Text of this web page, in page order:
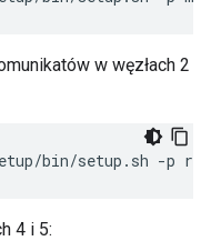
w węzłach 2
bin/setup.sh -p
4 i 5: